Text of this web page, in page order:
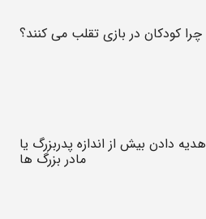
چرا کودکان در بازی تقلب می کنند؟
هدیه دادن بیش از اندازه پدربزرگ یا
مادر بزرگ ها